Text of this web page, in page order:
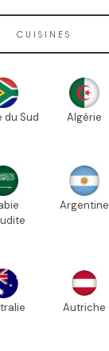
CUISINES
du Sud Algérie
Argentine
Autriche